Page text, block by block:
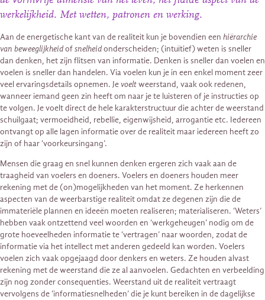
werkelijkheid. Met wetten, patronen en werking.
Aan de energetische kant van de realiteit kun je bovendien een hiërarchie
van beweeglijkheidofsnelheidonderscheiden; (intuïtief) weten is sneller
dan denken, het zijn flitsen van informatie. Denken is sneller dan voelen en
voelen is sneller dan handelen. Via voelen kun je in een enkel moment zeer
veel ervaringsdetails opnemen. Jevoeltweerstand, vaak ook redenen,
wanneer iemand geen zin heeft om naar je te luisteren of je instructies op
te volgen. Je voelt direct de hele karakterstructuur die achter de weerstand
schuilgaat; vermoeidheid, rebellie, eigenwijsheid, arrogantie etc. Iedereen
ontvangt op alle lagen informatie over de realiteit maar iedereen heeft zo
zijn of haar ‘voorkeursingang’.
Mensen die graag en snel kunnen denken ergeren zich vaak aan de
traagheid van voelers en doeners. Voelers en doeners houden meer
rekening met de (on)mogelijkheden van het moment. Ze herkennen
aspecten van de weerbarstige realiteit omdat ze degenen zijn die de
immateriële plannen en ideeën moeten realiseren; materialiseren. ‘Weters’
hebben vaak ontzettend veel woorden en ‘werkgeheugen’ nodig om de
grote hoeveelheden informatie te ‘vertragen’ naar woorden, zodat de
informatie via het intellect met anderen gedeeld kan worden. Voelers
voelen zich vaak opgejaagd door denkers en weters. Ze houden alvast
rekening met de weerstand die ze al aanvoelen. Gedachten en verbeelding
zijn nog zonder consequenties. Weerstand uit de realiteit vertraagt
vervolgens de ‘informatiesnelheden’ die je kunt bereiken in de dagelijkse